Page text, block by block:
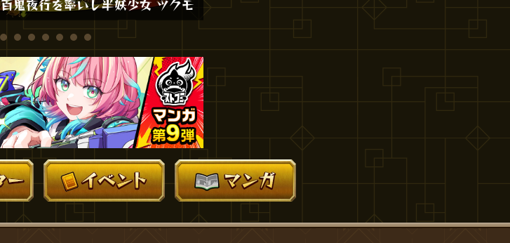
百鬼夜行を率いし半妖少女 ツクモ